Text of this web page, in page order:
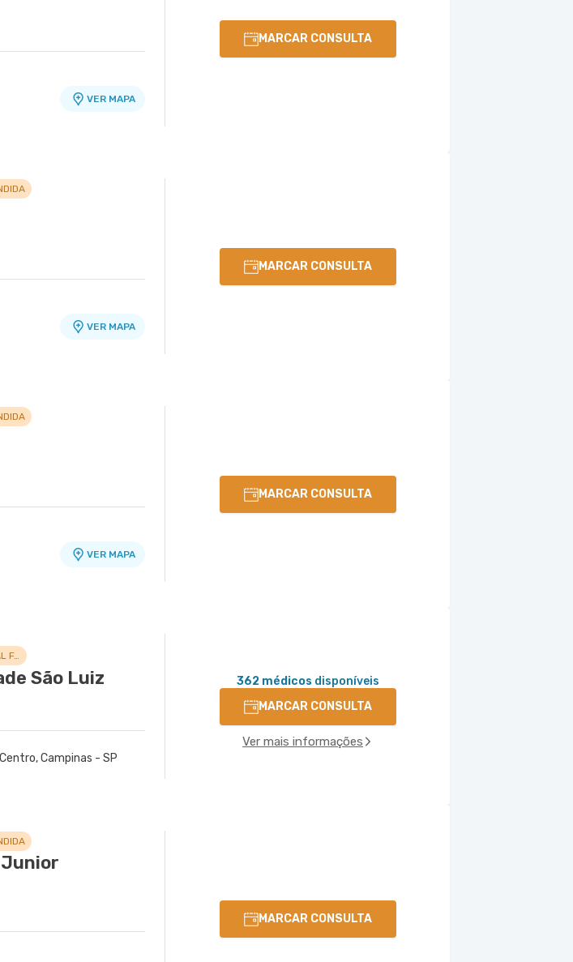
MARCAR CONSULTA
VER MAPA
MARCAR CONSULTA
VER MAPA
MARCAR CONSULTA
VER MAPA
DO CENTRO DE PARQUE RURAL FAZENDA SANTA CÂNDIDA
São Luiz
Campinas - SP
362 médicos disponíveis
MARCAR CONSULTA
Ver mais informações
Junior
MARCAR CONSULTA